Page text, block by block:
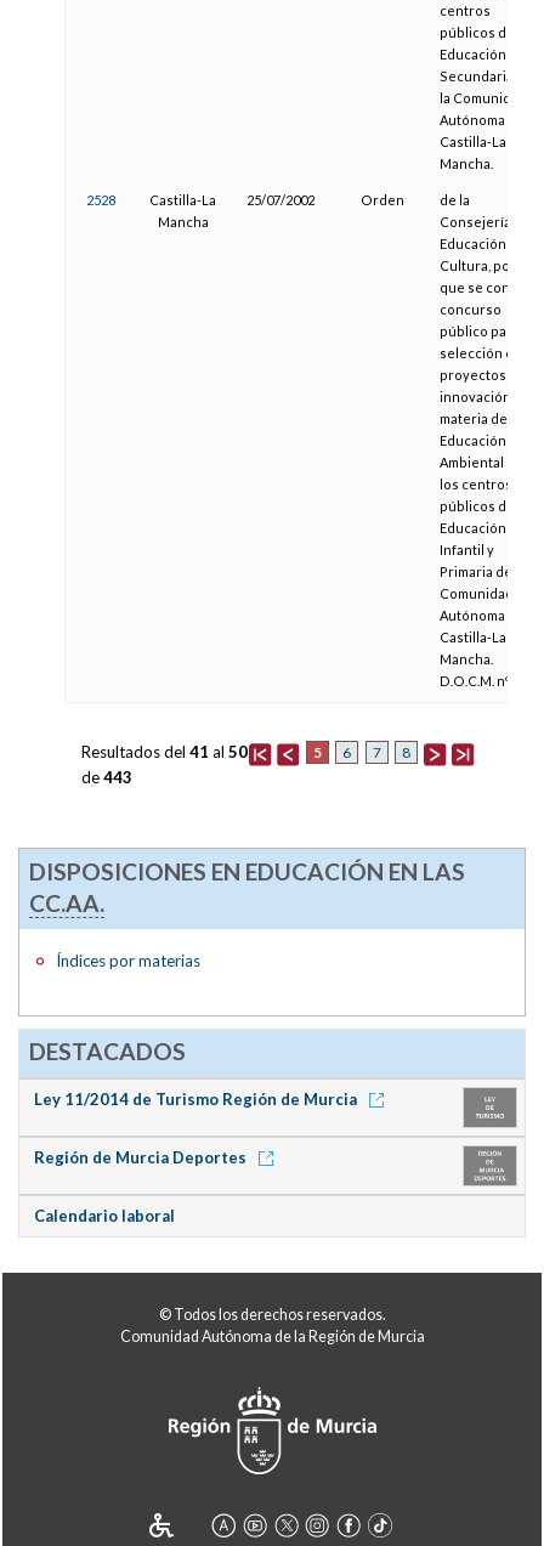
centros
públicos de
Educación
Secundaria de
la Comunidad
Autónoma de
Castilla-La
Mancha.
2528
Castilla-La
Mancha
25/07/2002 Orden
de la
Consejería de
Educación y
Cultura, por la
que se convoca
concurso
público para la
selección de
proyectos de
innovación en
materia de
Educación
Ambiental en
los centros
públicos de
Educación
Infantil y
Primaria de la
Comunidad
Autónoma de
Castilla-La
Mancha.
D.O.C.M. nº 97
5 6 7 8
Resultados del 41 al 50
de443
DISPOSICIONES EN EDUCACIÓN EN LAS
CC.AA.
Índices por materias
DESTACADOS
Ley 11/2014 de Turismo Región de Murcia
Región de Murcia Deportes
Calendario laboral
© Todos los derechos reservados.
Comunidad Autónoma de la Región de Murcia